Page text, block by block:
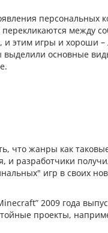
персональных
между
этим игры и хороши –
выделили основные
что жанры как
и разработчики
игр в своих
2009 года
проекты,